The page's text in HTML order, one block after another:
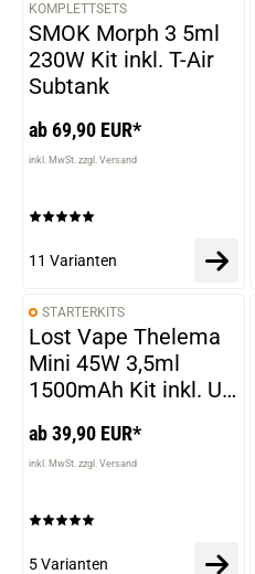
VARIANTEN
KOMPLETTSETS
SMOK Morph 3 5ml
230W Kit inkl. T-Air
Subtank
ab 69,90 EUR*
inkl. MwSt. zzgl. Versand
11 Varianten
VARIANTEN
STARTERKITS
Lost Vape Thelema
Mini 45W 3,5ml
1500mAh Kit inkl. UB
ab 39,90 EUR*
inkl. MwSt. zzgl. Versand
5 Varianten